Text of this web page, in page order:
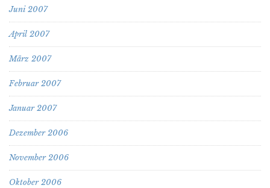
Juni 2007
April 2007
März 2007
Februar 2007
Januar 2007
Dezember 2006
November 2006
Oktober 2006